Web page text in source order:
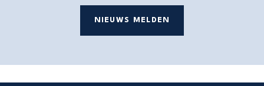
NIEUWS MELDEN